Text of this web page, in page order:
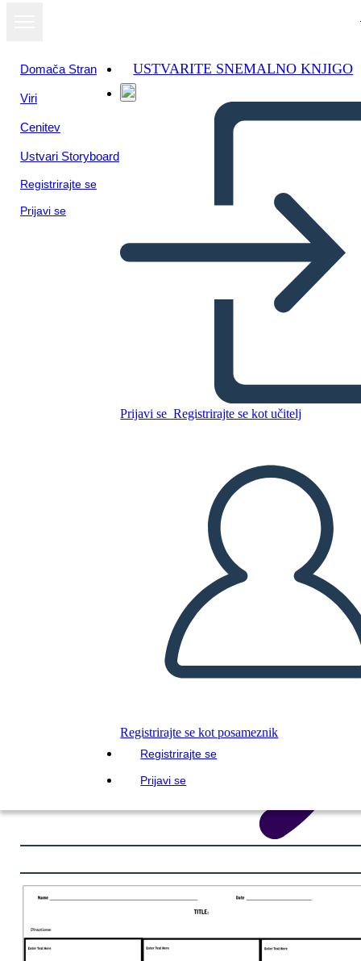
Domača Stran
Viri
Cenitev
Ustvari Storyboard
Registrirajte se
Prijavi se
USTVARITE SNEMALNO KNJIGO
Prijavi se Registrirajte se kot učitelj
Registrirajte se kot posameznik
Registrirajte se
Prijavi se
PREDVAJANJE DIAPROJEKCIJE
PREBERI MI
Oglejte si kot
diaprojekcijo